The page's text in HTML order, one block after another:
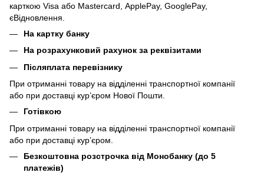
карткою Visa або Mastercard, ApplePay, GooglePay,
єВідновлення.
На картку банку
На розрахунковий рахунок за реквізитами
Післяплата перевізнику
При отриманні товару на відділенні транспортної компанії
або при доставці кур’єром Нової Пошти.
Готівкою
При отриманні товару на відділенні транспортної компанії
або при доставці кур’єром.
Безкоштовна розстрочка від Монобанку (до 5
платежів)